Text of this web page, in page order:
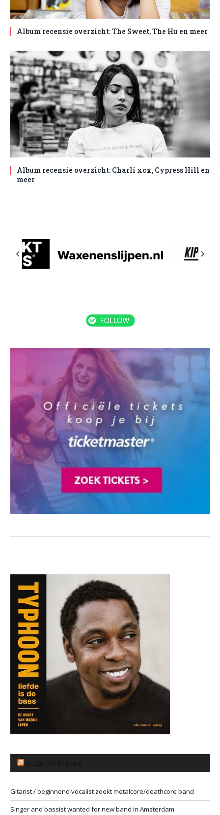
Album recensie overzicht: The Sweet, The Hu en meer
Album recensie overzicht: Charli xcx, Cypress Hill en
meer
Gitarist / beginnend vocalist zoekt metalcore/deathcore band
Singer and bassist wanted for new band in Amsterdam